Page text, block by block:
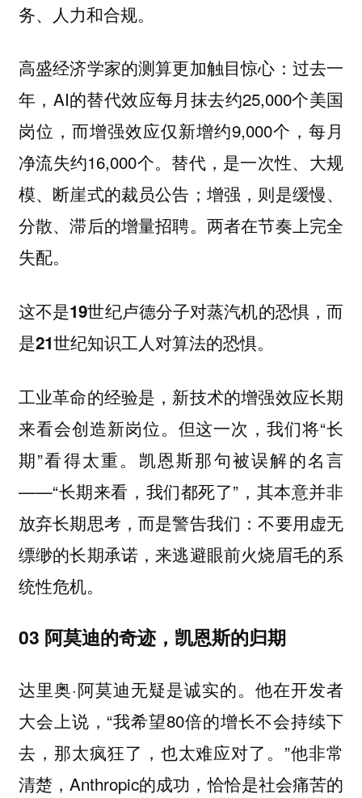
务、人力和合规。
高盛经济学家的测算更加触目惊心：过去一
年，AI的替代效应每月抹去约25,000个美国
岗位，而增强效应仅新增约9,000个，每月
净流失约16,000个。替代，是一次性、大规
模、断崖式的裁员公告；增强，则是缓慢、
分散、滞后的增量招聘。两者在节奏上完全
失配。
这不是19世纪卢德分子对蒸汽机的恐惧，而
是21世纪知识工人对算法的恐惧。
工业革命的经验是，新技术的增强效应长期
来看会创造新岗位。但这一次，我们将“长
期”看得太重。凯恩斯那句被误解的名言
——“长期来看，我们都死了”，其本意并非
放弃长期思考，而是警告我们：不要用虚无
缥缈的长期承诺，来逃避眼前火烧眉毛的系
统性危机。
03 阿莫迪的奇迹，凯恩斯的归期
达里奥·阿莫迪无疑是诚实的。他在开发者
大会上说，“我希望80倍的增长不会持续下
去，那太疯狂了，也太难应对了。”他非常
清楚，Anthropic的成功，恰恰是社会痛苦的